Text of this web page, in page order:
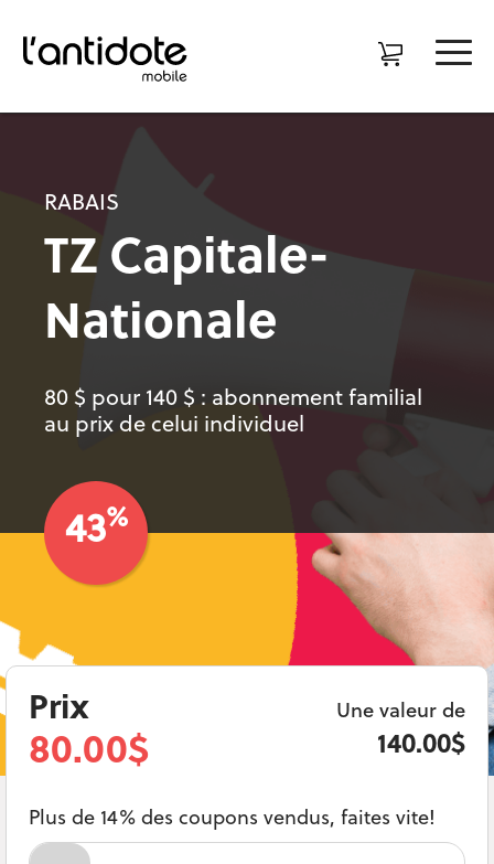
RABAIS
TZ Capitale-
Nationale
80 $ pour 140 $ : abonnement familial
au prix de celui individuel
43%
Prix
80.00$
Une valeur de
140.00$
Plus de 14% des coupons vendus, faites vite!